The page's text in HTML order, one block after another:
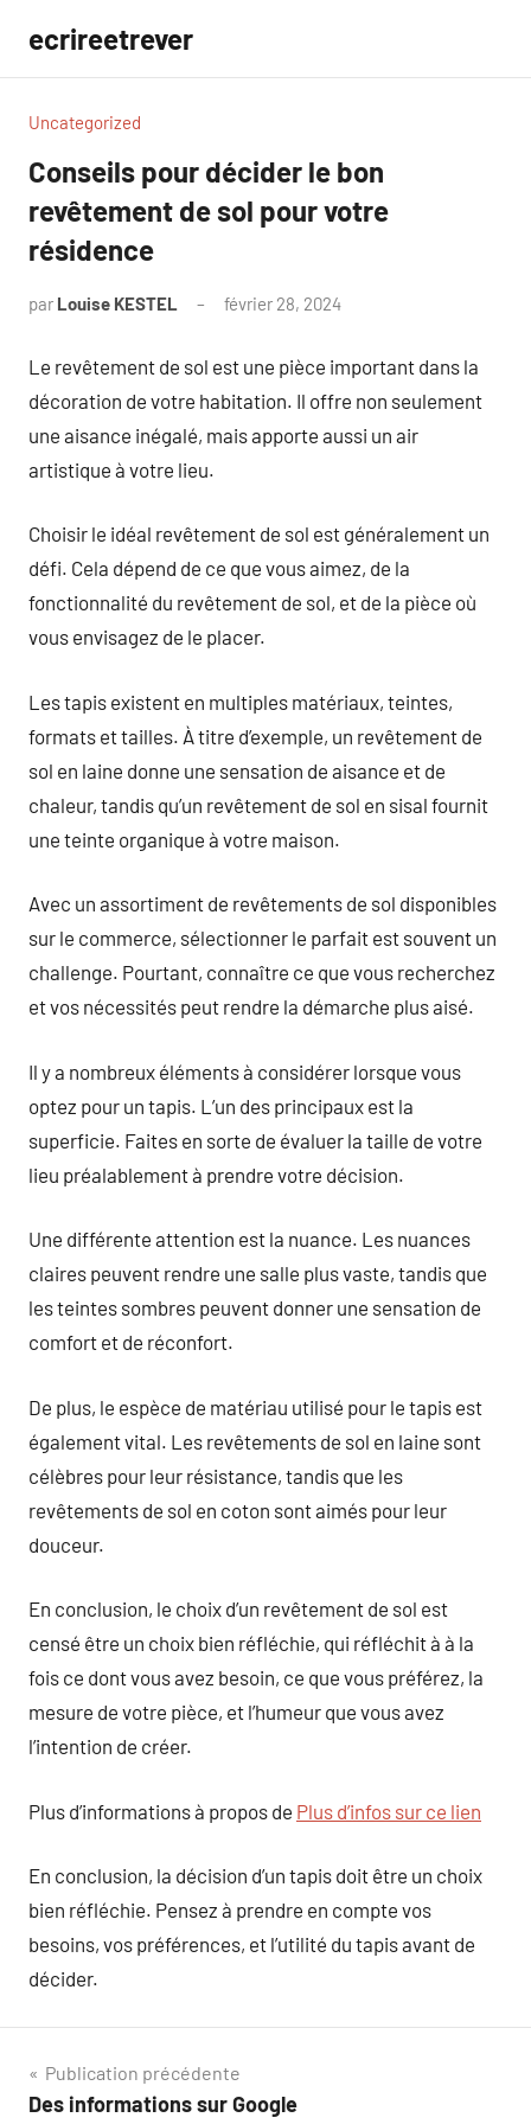
contenu
ecrireetrever
Uncategorized
Conseils pour décider le bon
revêtement de sol pour votre
résidence
par Louise KESTEL février 28, 2024
Le revêtement de sol est une pièce important dans la
décoration de votre habitation. Il offre non seulement
une aisance inégalé, mais apporte aussi un air
artistique à votre lieu.
Choisir le idéal revêtement de sol est généralement un
défi. Cela dépend de ce que vous aimez, de la
fonctionnalité du revêtement de sol, et de la pièce où
vous envisagez de le placer.
Les tapis existent en multiples matériaux, teintes,
formats et tailles. À titre d’exemple, un revêtement de
sol en laine donne une sensation de aisance et de
chaleur, tandis qu’un revêtement de sol en sisal fournit
une teinte organique à votre maison.
Avec un assortiment de revêtements de sol disponibles
sur le commerce, sélectionner le parfait est souvent un
challenge. Pourtant, connaître ce que vous recherchez
et vos nécessités peut rendre la démarche plus aisé.
Il y a nombreux éléments à considérer lorsque vous
optez pour un tapis. L’un des principaux est la
superficie. Faites en sorte de évaluer la taille de votre
lieu préalablement à prendre votre décision.
Une différente attention est la nuance. Les nuances
claires peuvent rendre une salle plus vaste, tandis que
les teintes sombres peuvent donner une sensation de
comfort et de réconfort.
De plus, le espèce de matériau utilisé pour le tapis est
également vital. Les revêtements de sol en laine sont
célèbres pour leur résistance, tandis que les
revêtements de sol en coton sont aimés pour leur
douceur.
En conclusion, le choix d’un revêtement de sol est
censé être un choix bien réfléchie, qui réfléchit à à la
fois ce dont vous avez besoin, ce que vous préférez, la
mesure de votre pièce, et l’humeur que vous avez
l’intention de créer.
Plus d’informations à propos de Plus d’infos sur ce lien
En conclusion, la décision d’un tapis doit être un choix
bien réfléchie. Pensez à prendre en compte vos
besoins, vos préférences, et l’utilité du tapis avant de
décider.
Navigation
Publication précédente
Des informations sur Google